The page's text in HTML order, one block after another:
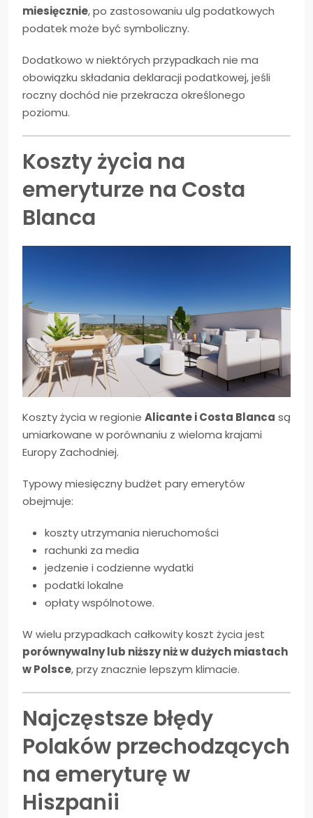
miesięcznie, po zastosowaniu ulg podatkowych
podatek może być symboliczny.
Dodatkowo w niektórych przypadkach nie ma
obowiązku składania deklaracji podatkowej, jeśli
roczny dochód nie przekracza określonego
poziomu.
Koszty życia na
emeryturze na Costa
Blanca
Koszty życia w regionie Alicante i Costa Blanca są
umiarkowane w porównaniu z wieloma krajami
Europy Zachodniej.
Typowy miesięczny budżet pary emerytów
obejmuje:
koszty utrzymania nieruchomości
rachunki za media
jedzenie i codzienne wydatki
podatki lokalne
opłaty wspólnotowe.
W wielu przypadkach całkowity koszt życia jest
porównywalny lub niższy niż w dużych miastach
w Polsce, przy znacznie lepszym klimacie.
Najczęstsze błędy
Polaków przechodzących
na emeryturę w
Hiszpanii